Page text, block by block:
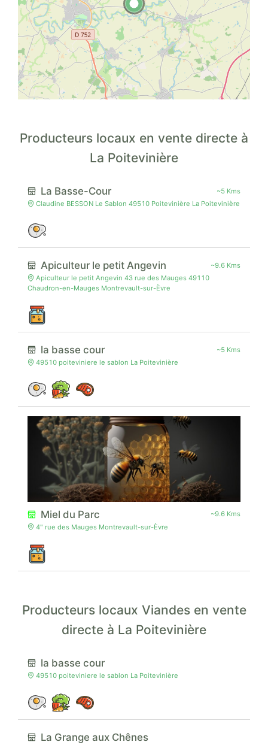
Producteurs locaux en vente directe à
La Poitevinière
La Basse-Cour
~5 Kms
Claudine BESSON Le Sablon 49510 Poitevinière La Poitevinière
Apiculteur le petit Angevin
~9.6 Kms
Apiculteur le petit Angevin 43 rue des Mauges 49110
Chaudron-en-Mauges Montrevault-sur-Èvre
la basse cour
~5 Kms
49510 poiteviniere le sablon La Poitevinière
Miel du Parc
~9.6 Kms
4" rue des Mauges Montrevault-sur-Èvre
Producteurs locaux Viandes en vente
directe à La Poitevinière
la basse cour
49510 poiteviniere le sablon La Poitevinière
La Grange aux Chênes